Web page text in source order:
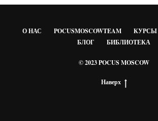
О НАС POCUSMOSCOWTEAM КУРСЫ
БЛОГ
БИБЛИОТЕКА
© 2023 POCUS MOSCOW
Наверх